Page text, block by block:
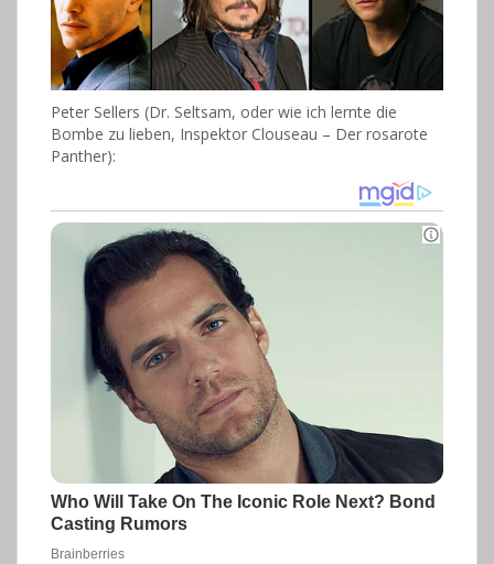
Peter Sellers (Dr. Seltsam, oder wie ich lernte die
Bombe zu lieben, Inspektor Clouseau – Der rosarote
Panther):